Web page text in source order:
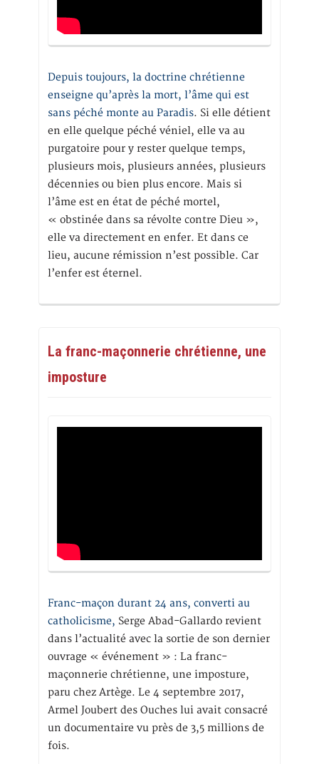
Depuis toujours, la doctrine chrétienne
enseigne qu’après la mort, l’âme qui est
sans péché monte au Paradis. Si elle détient
en elle quelque péché véniel, elle va au
purgatoire pour y rester quelque temps,
plusieurs mois, plusieurs années, plusieurs
décennies ou bien plus encore. Mais si
l’âme est en état de péché mortel,
« obstinée dans sa révolte contre Dieu »,
elle va directement en enfer. Et dans ce
lieu, aucune rémission n’est possible. Car
l’enfer est éternel.
La franc-maçonnerie chrétienne, une
imposture
Franc-maçon durant 24 ans, converti au
catholicisme, Serge Abad-Gallardo revient
dans l’actualité avec la sortie de son dernier
ouvrage « événement » : La franc-
maçonnerie chrétienne, une imposture,
paru chez Artège. Le 4 septembre 2017,
Armel Joubert des Ouches lui avait consacré
un documentaire vu près de 3,5 millions de
fois.